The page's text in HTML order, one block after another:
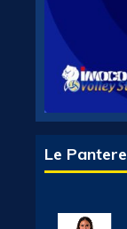
Le Pantere